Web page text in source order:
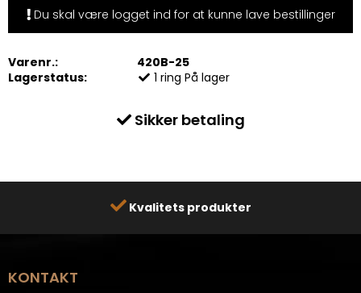
Du skal være logget ind for at kunne lave bestillinger
Varenr.:
420B-25
Lagerstatus:
1ring På lager
Sikker betaling
Kvalitets produkter
KONTAKT